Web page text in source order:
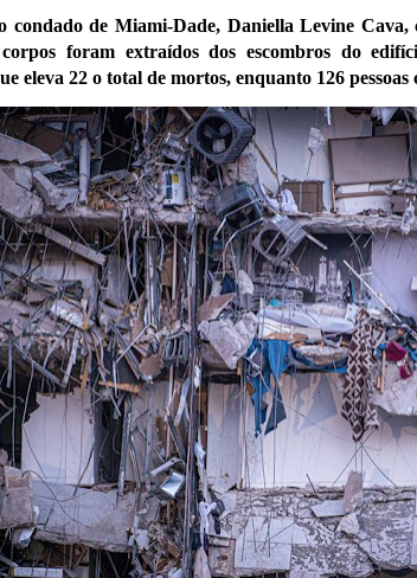
condado de Miami-Dade, Daniella Levine Cava,
foram extraídos dos escombros do
eleva 22 o total de mortos, enquanto 126